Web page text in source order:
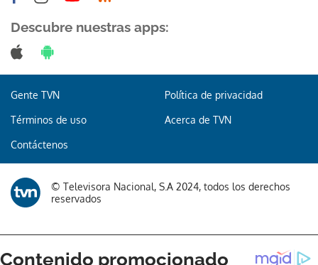
Descubre nuestras apps:
Gente TVN Política de privacidad
Términos de uso Acerca de TVN
Contáctenos
© Televisora Nacional, S.A 2024, todos los derechos
reservados